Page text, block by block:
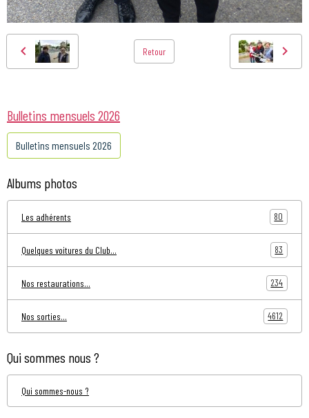
Retour
Bulletins mensuels 2026
Bulletins mensuels 2026
Albums photos
Les adhérents 80
Quelques voitures du Club... 83
Nos restaurations... 234
Nos sorties... 4612
Qui sommes nous ?
Qui sommes-nous ?